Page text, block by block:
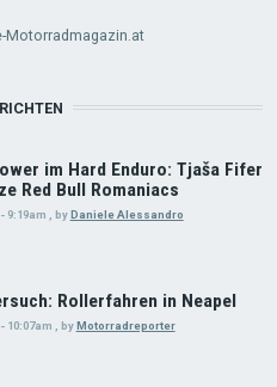
Motorradmagazin.at
im Hard Enduro: Tjaša Fifer
Red Bull Romaniacs
9:19am , byDaniele Alessandro
Rollerfahren in Neapel
10:07am byMotorradreporter